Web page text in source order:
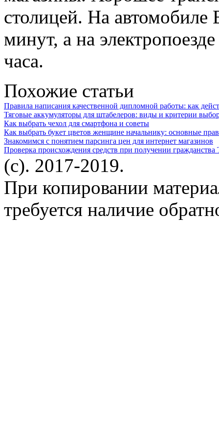
столицей. На
минут, а на
часа.
Похожие статьи
Правила написания качественной дипломной работы: как
Тяговые аккумуляторы для штабелеров: виды и критерии
Как выбрать чехол для смартфона и советы
Как выбрать букет цветов женщине начальнику: основные
Знакомимся с понятием парсинга цен для интернет магазинов
Проверка происхождения средств при получении гражданства
(c). 2017-2019.
При копировании
требуется наличие